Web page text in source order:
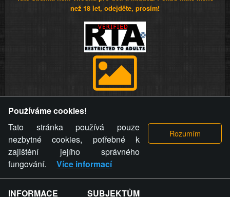
než 18 let, odejděte, prosím!
videa a komentáře. Osoba, které se toto opatření provozovatele
stránky týče, ani osoba, která umístila fotografii nebo video na
stránku, nemůže z důvodu odstranění fotografie, videa nebo
komentáře pro výše uvedenou okolnost uplatnit vůči
provozovateli stránky žádný nárok na náhradu škody nebo
nemajetkové újmy.
Používáme cookies!
Tato stránka používá pouze
nezbytné cookies, potřebné k
zajištění jejího správného
fungování.
Více informací
INFORMACE SUBJEKTŮM